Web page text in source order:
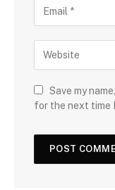
Save my
for the next time